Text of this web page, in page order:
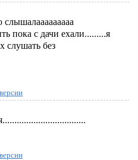
пока с дачи ехали.........я
слушать без